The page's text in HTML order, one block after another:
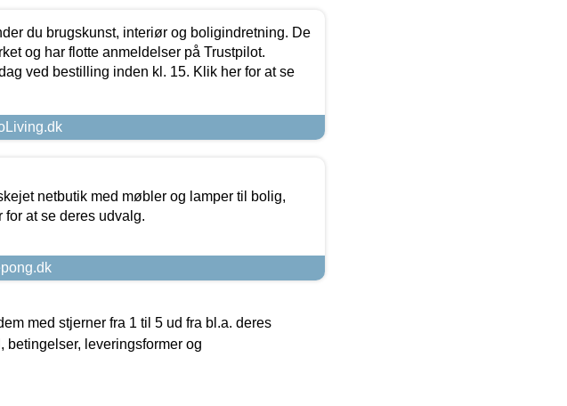
du brugskunst, interiør og boligindretning. De
og har flotte anmeldelser på Trustpilot.
ved bestilling inden kl. 15. Klik her for at se
netbutik med møbler og lamper til bolig,
for at se deres udvalg.
med stjerner fra 1 til 5 ud fra bl.a. deres
leveringsformer og